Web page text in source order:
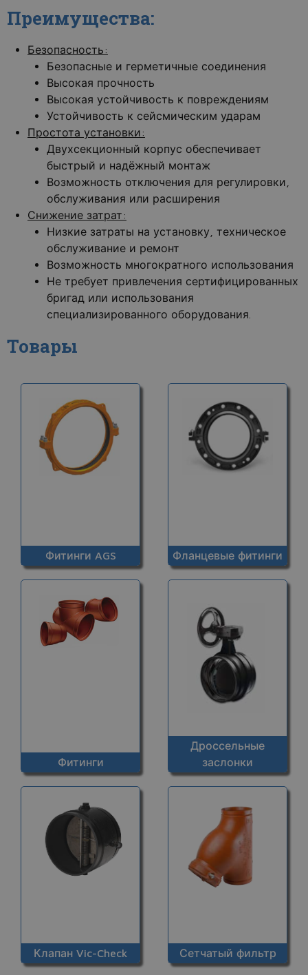
Преимущества:
Безопасность:
Безопасные и герметичные соединения
Высокая прочность
Высокая устойчивость к повреждениям
Устойчивость к сейсмическим ударам
Простота установки:
Двухсекционный корпус обеспечивает
быстрый и надёжный монтаж
Возможность отключения для регулировки,
обслуживания или расширения
Снижение затрат:
Низкие затраты на установку, техническое
обслуживание и ремонт
Возможность многократного использования
Не требует привлечения сертифицированных
бригад или использования
специализированного оборудования.
Товары
Фитинги AGS Фланцевые фитинги
Фитинги
Дроссельные
заслонки
Клапан Vic-Check Сетчатый фильтр